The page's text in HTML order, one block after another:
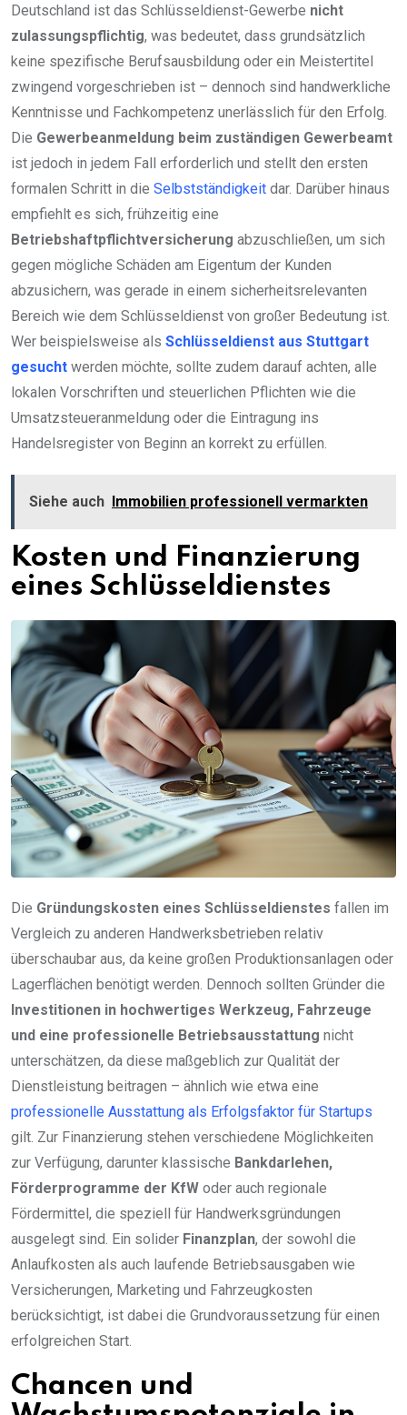
Deutschland ist das Schlüsseldienst-Gewerbe nicht
zulassungspflichtig, was bedeutet, dass grundsätzlich
keine spezifische Berufsausbildung oder ein Meistertitel
zwingend vorgeschrieben ist – dennoch sind handwerkliche
Kenntnisse und Fachkompetenz unerlässlich für den Erfolg.
Die Gewerbeanmeldung beim zuständigen Gewerbeamt
ist jedoch in jedem Fall erforderlich und stellt den ersten
formalen Schritt in die Selbstständigkeit dar. Darüber hinaus
empfiehlt es sich, frühzeitig eine
Betriebshaftpflichtversicherung abzuschließen, um sich
gegen mögliche Schäden am Eigentum der Kunden
abzusichern, was gerade in einem sicherheitsrelevanten
Bereich wie dem Schlüsseldienst von großer Bedeutung ist.
Wer beispielsweise als Schlüsseldienst aus Stuttgart
gesucht werden möchte, sollte zudem darauf achten, alle
lokalen Vorschriften und steuerlichen Pflichten wie die
Umsatzsteueranmeldung oder die Eintragung ins
Handelsregister von Beginn an korrekt zu erfüllen.
Siehe auch Immobilien professionell vermarkten
Kosten und Finanzierung
eines Schlüsseldienstes
Die Gründungskosten eines Schlüsseldienstes fallen im
Vergleich zu anderen Handwerksbetrieben relativ
überschaubar aus, da keine großen Produktionsanlagen oder
Lagerflächen benötigt werden. Dennoch sollten Gründer die
Investitionen in hochwertiges Werkzeug, Fahrzeuge
und eine professionelle Betriebsausstattung nicht
unterschätzen, da diese maßgeblich zur Qualität der
Dienstleistung beitragen – ähnlich wie etwa eine
professionelle Ausstattung als Erfolgsfaktor für Startups
gilt. Zur Finanzierung stehen verschiedene Möglichkeiten
zur Verfügung, darunter klassische Bankdarlehen,
Förderprogramme der KfW oder auch regionale
Fördermittel, die speziell für Handwerksgründungen
ausgelegt sind. Ein solider Finanzplan, der sowohl die
Anlaufkosten als auch laufende Betriebsausgaben wie
Versicherungen, Marketing und Fahrzeugkosten
berücksichtigt, ist dabei die Grundvoraussetzung für einen
erfolgreichen Start.
Chancen und